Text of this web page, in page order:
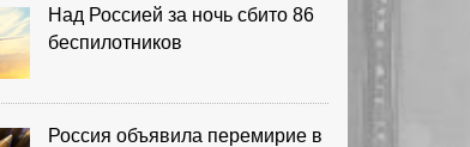
Над Россией за ночь сбито 86
беспилотников
Россия объявила перемирие в